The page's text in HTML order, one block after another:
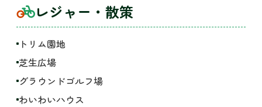
レジャー・散策
トリム園地
芝生広場
グラウンドゴルフ場
わいわいハウス